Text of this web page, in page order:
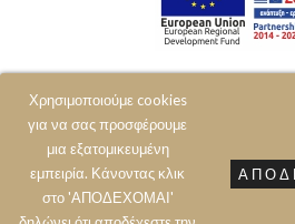
Χρησιμοποιούμε cookies
για να σας προσφέρουμε
μια εξατομικευμένη
εμπειρία. Κάνοντας κλικ
στο 'ΑΠΟΔΕΧΟΜΑΙ'
© 2020 JOIN CLOTHES SA. ALL